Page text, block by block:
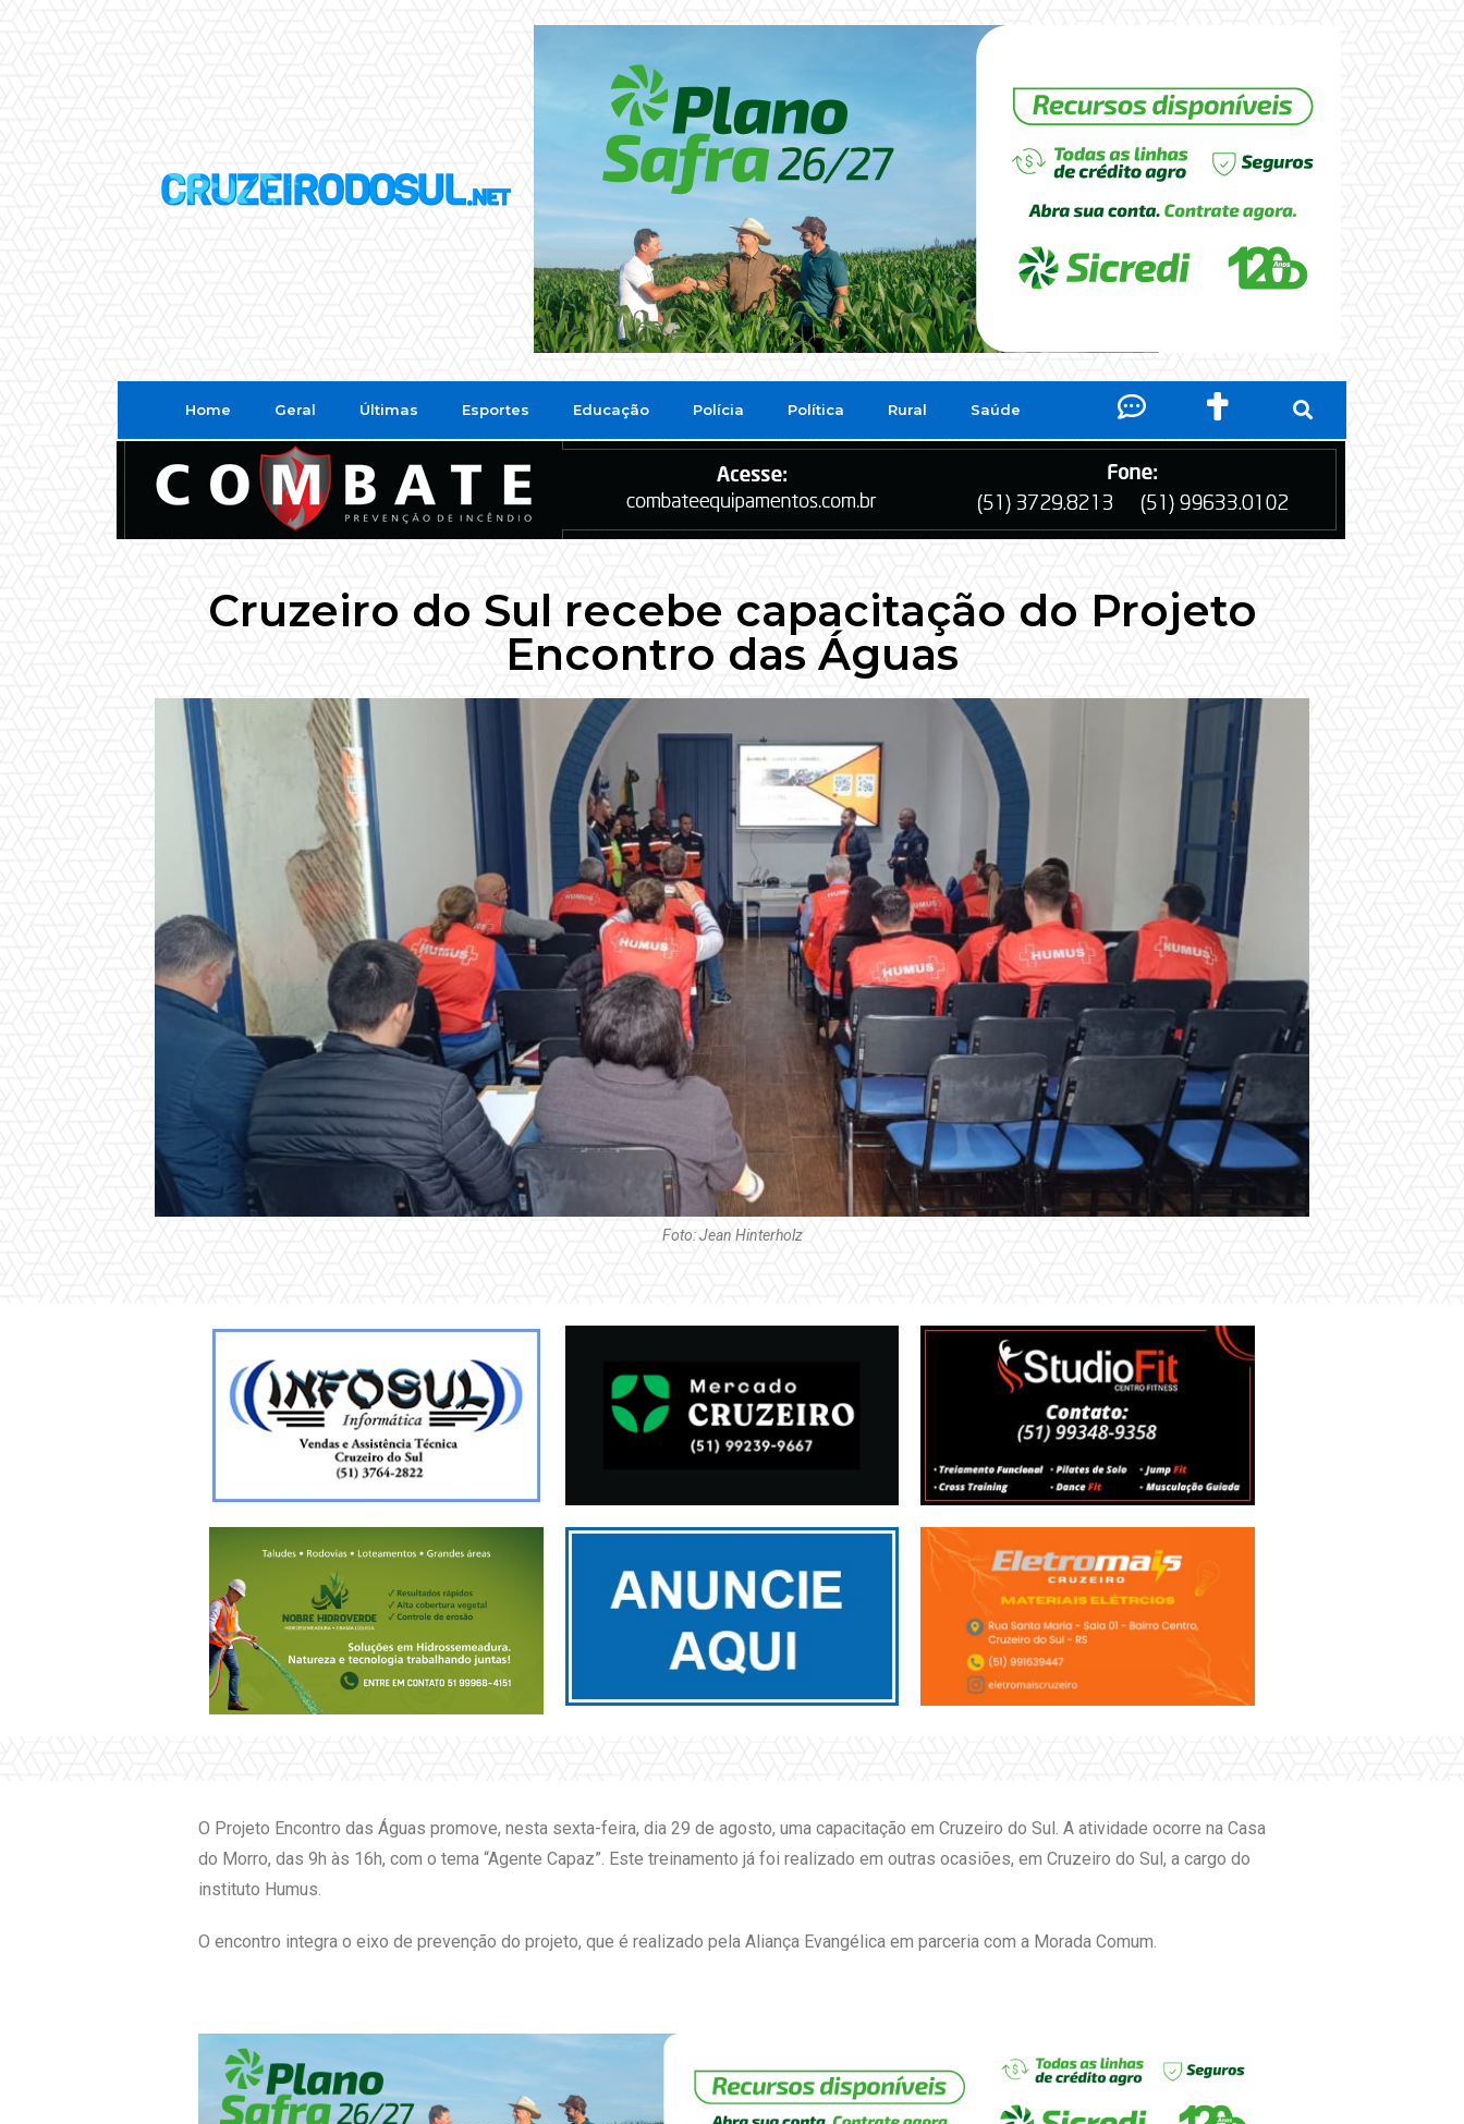
Home Geral Últimas Esportes Educação Polícia Política Rural Saúde
Cruzeiro do Sul recebe capacitação do Projeto
Encontro das Águas
Foto: Jean Hinterholz
O Projeto Encontro das Águas promove, nesta sexta-feira, dia 29 de agosto, uma capacitação em Cruzeiro do Sul. A atividade ocorre na Casa
do Morro, das 9h às 16h, com o tema “Agente Capaz”. Este treinamento já foi realizado em outras ocasiões, em Cruzeiro do Sul, a cargo do
instituto Humus.
O encontro integra o eixo de prevenção do projeto, que é realizado pela Aliança Evangélica em parceria com a Morada Comum.